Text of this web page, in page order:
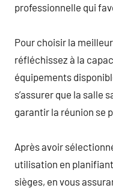
professionnelle qui
Pour choisir la
réfléchissez à la
équipements
s’assurer que la salle
garantir la réunion se
Après avoir
utilisation en
sièges, en vous